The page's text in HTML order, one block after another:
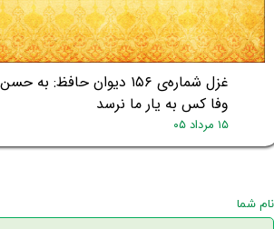
غزل شماره‌ی ۱۵۶ دیوان حافظ:
وفا کس به یار ما نرسد
۱۵ مرداد ۰۵
نام شما